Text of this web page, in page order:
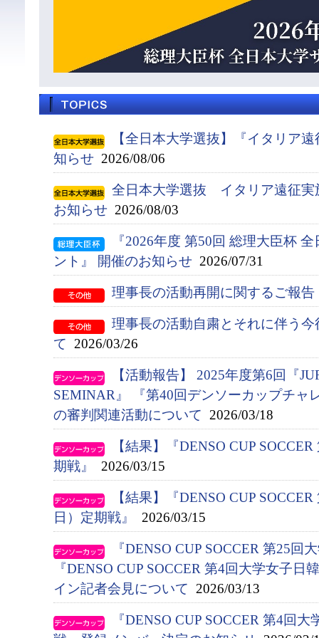
【全日本大学選抜】『イタリア
知らせ 2026/08/06
全日本大学選抜 イタリア遠征実
お知らせ 2026/08/03
『2026年度 第50回 総理大臣杯
ント』 開催のお知らせ 2026/07/31
理事長の活動再開に関するご報告
理事長の活動自粛とそれに伴う
て 2026/03/26
【活動報告】 2025年度第6回『
SEMINAR』 『第40回デンソーカップチャ
の審判関連活動について 2026/03/18
【結果】『DENSO CUP
期戦』
2026/03/15
【結果】『DENSO CUP
日）定期戦』
2026/03/15
『DENSO CUP SOCCER 第25回
『DENSO CUP SOCCER 第4回大学女子日
イン記者会見について 2026/03/13
『DENSO CUP SOCCER 第4回